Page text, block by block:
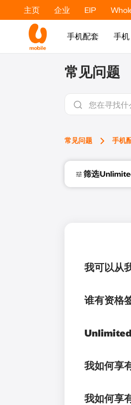
主页 企业 EIP
手机配套 手机
常见问题
常见问题 手机
筛选
我可以从
谁有资格
Unlimited
我如何享
我如何享